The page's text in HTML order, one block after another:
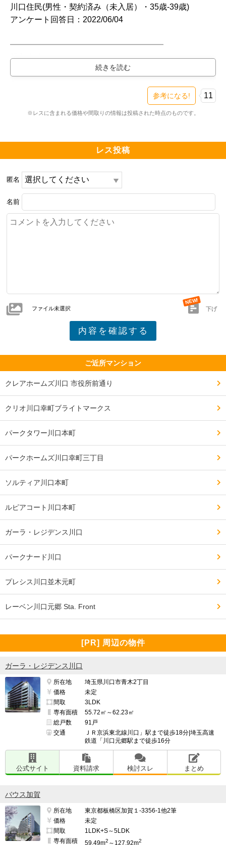
川口住民(男性・契約済み（未入居）・35歳-39歳)
アンケート回答日：2022/06/04
━━━━━━━━━━━━━━━━━━━
購入物件
━━━━━━━━━━━━━━━━━━━
━━━━━━━━━━━━━━━━━━━
住まい環境について良い点、残念な点
━━━━━━━━━━━━━━━━━━━
間取りが使いやすく、ディスポーザーや各階ごみ置き
場、カメラ付きインターホン等、必要な設備が揃ってい
━━━━━━━━━━━━━━━━━━━
設備や共用施設について良い点、残念な点
━━━━━━━━━━━━━━━━━━━
ほか、下に商業施設が併設されており、保育園や飲食
店、スーパー等必要な施設が揃っている
地下に駐車場はあるが、商業施設用であり、住民は敷地
パーキングまでの動線は屋外となること。
周辺環境について良い点、残念な点
アリオやキュポラ、西友などのスーパーのほか、ドンキ
施設や飲食店の数が多いこと
駅前の商業地域のため、ケータイショップやラーメン
交通・アクセスで良い点、残念な点
━━━━━━━━━━━━━━━━━━━
京浜東北線川口駅徒歩3分(新制度では4分表記)、東京や
品川へは乗り換えなしでアクセスできる。
また、赤羽で乗り換えれば池袋、新宿方面へもアクセス
可能で交通の便は抜群
現在は京浜東北線しか停車しないため、新宿方面へは乗
り換えが必要になること
━━━━━━━━━━━━━━━━━━━
治安・安全の面で良い点、残念な点
━━━━━━━━━━━━━━━━━━━
現在も川口に住んでいるが、治安が悪いと感じたことは
参考になる! 11
※レスに含まれる価格や間取りの情報は投稿された時点のものです。
レス投稿
匿名
名前
ファイル未選択 下げ
ご近所マンション
クレアホームズ川口 市役所前通り
クリオ川口幸町ブライトマークス
パークタワー川口本町
パークホームズ川口幸町三丁目
ソルティア川口本町
ルピアコート川口本町
ガーラ・レジデンス川口
パークナード川口
プレシス川口並木元町
レーベン川口元郷 Sta. Front
[PR] 周辺の物件
ガーラ・レジデンス川口
所在地
埼玉県川口市青木2丁目
価格
未定
間取
3LDK
専有面積
55.72㎡～62.23㎡
総戸数
91戸
交通
ＪＲ京浜東北線川口」駅まで徒歩18分|埼玉高速
鉄道「川口元郷駅まで徒歩16分
公式サイト 資料請求 検討スレ まとめ
バウス加賀
所在地
東京都板橋区加賀１-3356-1他2筆
価格
未定
間取
1LDK+S～5LDK
専有面積
59.49m2 ～127.92m2